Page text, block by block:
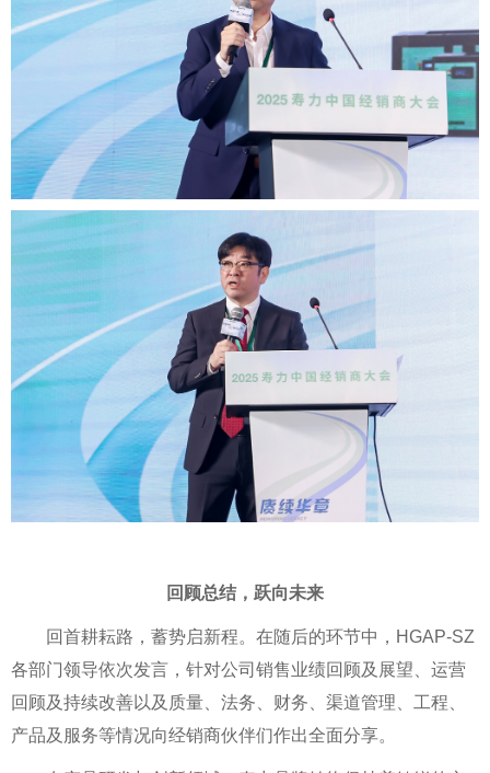
回顾总结，跃向未来
回首耕耘路，蓄势启新程。在随后的环节中，HGAP-SZ
各部门领导依次发言，针对公司销售业绩回顾及展望、运营
回顾及持续改善以及质量、法务、财务、渠道管理、工程、
产品及服务等情况向经销商伙伴们作出全面分享。